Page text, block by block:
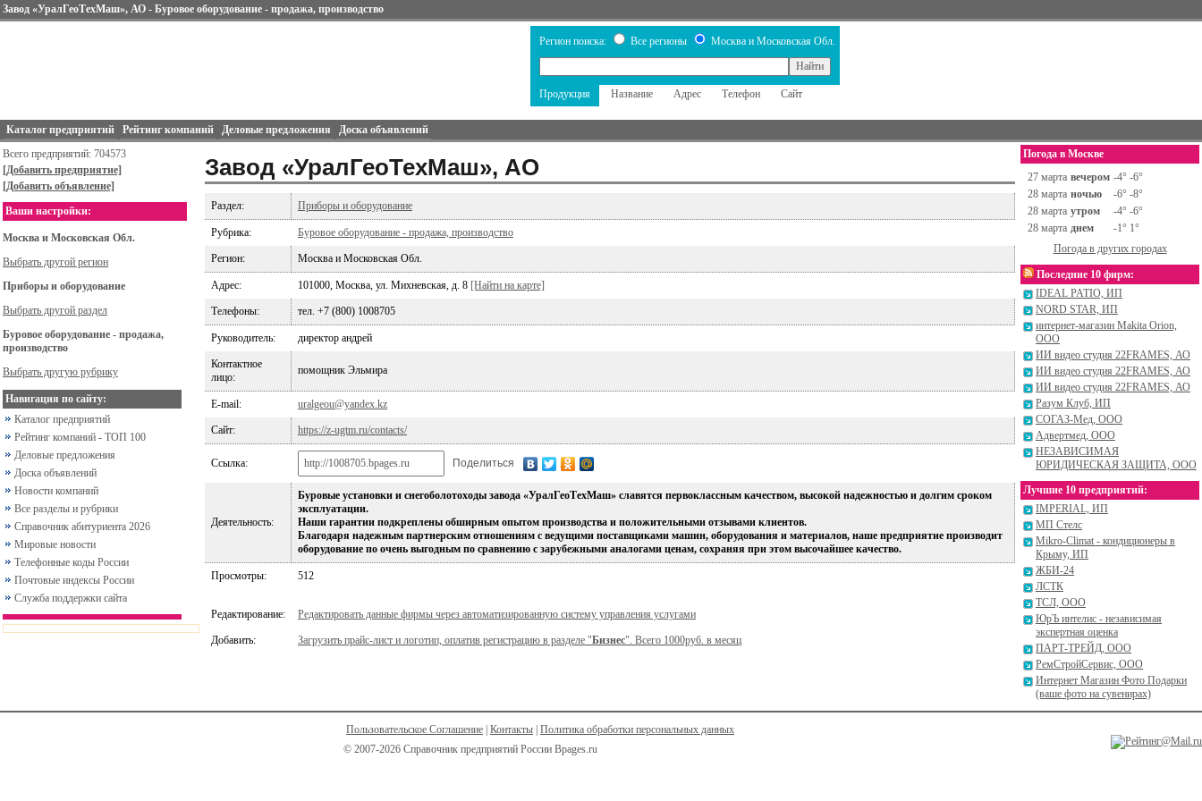
Завод «УралГеоТехМаш», АО - Буровое оборудование - продажа, производство
Регион поиска: Все регионы Москва и Московская Обл.
Продукция Название Адрес Телефон Сайт
Каталог предприятий Рейтинг компаний Деловые предложения
Доска объявлений
Всего предприятий: 704573
[Добавить предприятие]
[Добавить объявление]
Ваши настройки:
Москва и Московская Обл.
Выбрать другой регион
Приборы и оборудование
Выбрать другой раздел
Буровое оборудование - продажа,
производство
Выбрать другую рубрику
Навигация по сайту:
Каталог предприятий
Рейтинг компаний - ТОП 100
Деловые предложения
Доска объявлений
Новости компаний
Все разделы и рубрики
Справочник абитуриента 2026
Мировые новости
Телефонные коды России
Почтовые индексы России
Служба поддержки сайта
Завод «УралГеоТехМаш», АО
Раздел: Приборы и оборудование
Рубрика: Буровое оборудование - продажа, производство
Регион: Москва и Московская Обл.
Адрес: 101000, Москва, ул. Михневская, д. 8 [Найти на карте]
Телефоны: тел. +7 (800) 1008705
Руководитель: директор андрей
Контактное
лицо:
помощник Эльмира
E-mail: uralgeou@yandex.kz
Сайт: https://z-ugtm.ru/contacts/
Ссылка: Поделиться
Деятельность:
Буровые установки и снегоболотоходы завода «УралГеоТехМаш» славятся первоклассным качеством, высокой надежностью и долгим сроком
эксплуатации.
Наши гарантии подкреплены обширным опытом производства и положительными отзывами клиентов.
Благодаря надежным партнерским отношениям с ведущими поставщиками машин, оборудования и материалов, наше предприятие производит
оборудование по очень выгодным по сравнению с зарубежными аналогами ценам, сохраняя при этом высочайшее качество.
Просмотры: 512
Редактирование: Редактировать данные фирмы через автоматизированную систему управления услугами
Добавить: Загрузить прайс-лист и логотип, оплатив регистрацию в разделе "Бизнес". Всего 1000руб. в месяц
Погода в Москве
27 марта вечером -4° -6°
28 марта ночью
-6° -8°
28 марта утром
-4° -6°
28 марта днем
-1° 1°
Погода в других городах
Последние 10 фирм:
IDEAL PATIO, ИП
NORD STAR, ИП
интернет-магазин Makita Orion,
ООО
ИИ видео студия 22FRAMES, АО
ИИ видео студия 22FRAMES, АО
ИИ видео студия 22FRAMES, АО
Разум Клуб, ИП
СОГАЗ-Мед, ООО
Адвертмед, ООО
НЕЗАВИСИМАЯ
ЮРИДИЧЕСКАЯ ЗАЩИТА, ООО
Лучшие 10 предприятий:
IMPERIAL, ИП
МП Стелс
Mikro-Climat - кондиционеры в
Крыму, ИП
ЖБИ-24
ЛСТК
ТСЛ, ООО
ЮрЪ интелис - независимая
экспертная оценка
ПАРТ-ТРЕЙД, ООО
РемСтройСервис, ООО
Интернет Магазин Фото Подарки
(ваше фото на сувенирах)
Пользовательское Соглашение Контакты Политика обработки персональных данных
© 2007-2026 Справочник предприятий России Bpages.ru